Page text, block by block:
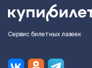
Сервис билетных лазеек